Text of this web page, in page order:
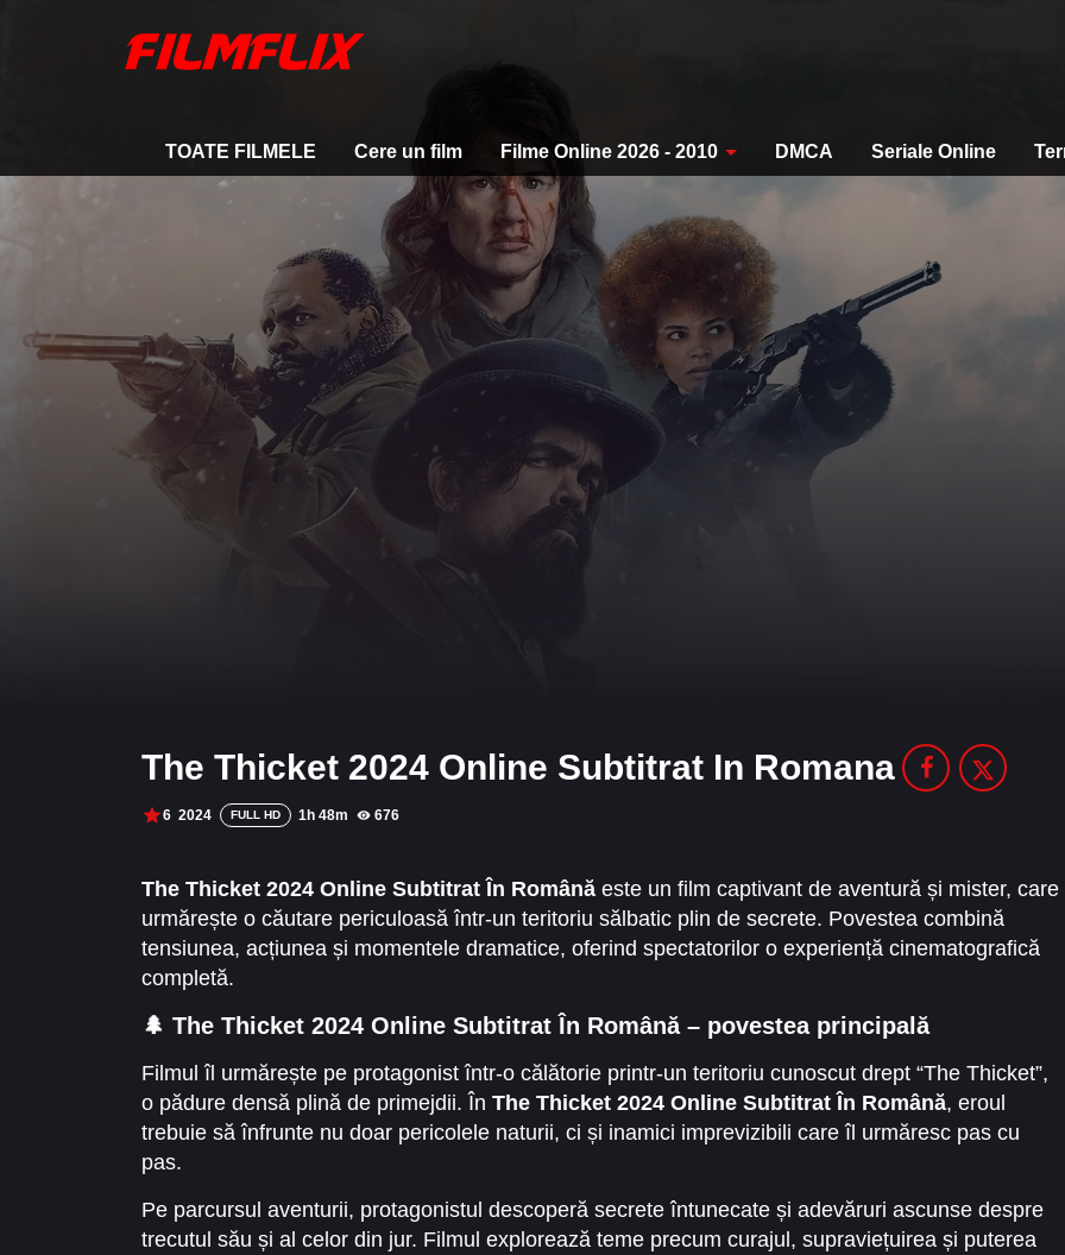
TOATE FILMELE Cere un film Filme Online 2026 - 2010 DMCA Seriale Online
The Thicket 2024 Online Subtitrat In Romana
6 2024 FULL HD 1h 48m 676
The Thicket 2024 Online Subtitrat În Română este un film captivant de aventură și mister, care
urmărește o căutare periculoasă într-un teritoriu sălbatic plin de secrete. Povestea combină
tensiunea, acțiunea și momentele dramatice, oferind spectatorilor o experiență cinematografică
completă.
🌲 The Thicket 2024 Online Subtitrat În Română – povestea principală
Filmul îl urmărește pe protagonist într-o călătorie printr-un teritoriu cunoscut drept “The Thicket”,
o pădure densă plină de primejdii. În The Thicket 2024 Online Subtitrat În Română, eroul
trebuie să înfrunte nu doar pericolele naturii, ci și inamici imprevizibili care îl urmăresc pas cu
pas.
Pe parcursul aventurii, protagonistul descoperă secrete întunecate și adevăruri ascunse despre
trecutul său și al celor din jur. Filmul explorează teme precum curajul, supraviețuirea și puterea